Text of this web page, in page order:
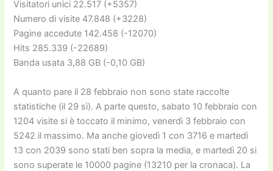
Visitatori unici 22.517 (+5357)
Numero di visite 47.848 (+3228)
Pagine accedute 142.458 (-12070)
Hits 285.339 (-22689)
Banda usata 3,88 GB (-0,10 GB)
A quanto pare il 28 febbraio non sono state raccolte
statistiche (il 29 sì). A parte questo, sabato 10 febbraio con
1204 visite si è toccato il minimo, venerdì 3 febbraio con
5242 il massimo. Ma anche giovedì 1 con 3716 e martedì
13 con 2039 sono stati ben sopra la media, e martedì 20 si
sono superate le 10000 pagine (13210 per la cronaca). La